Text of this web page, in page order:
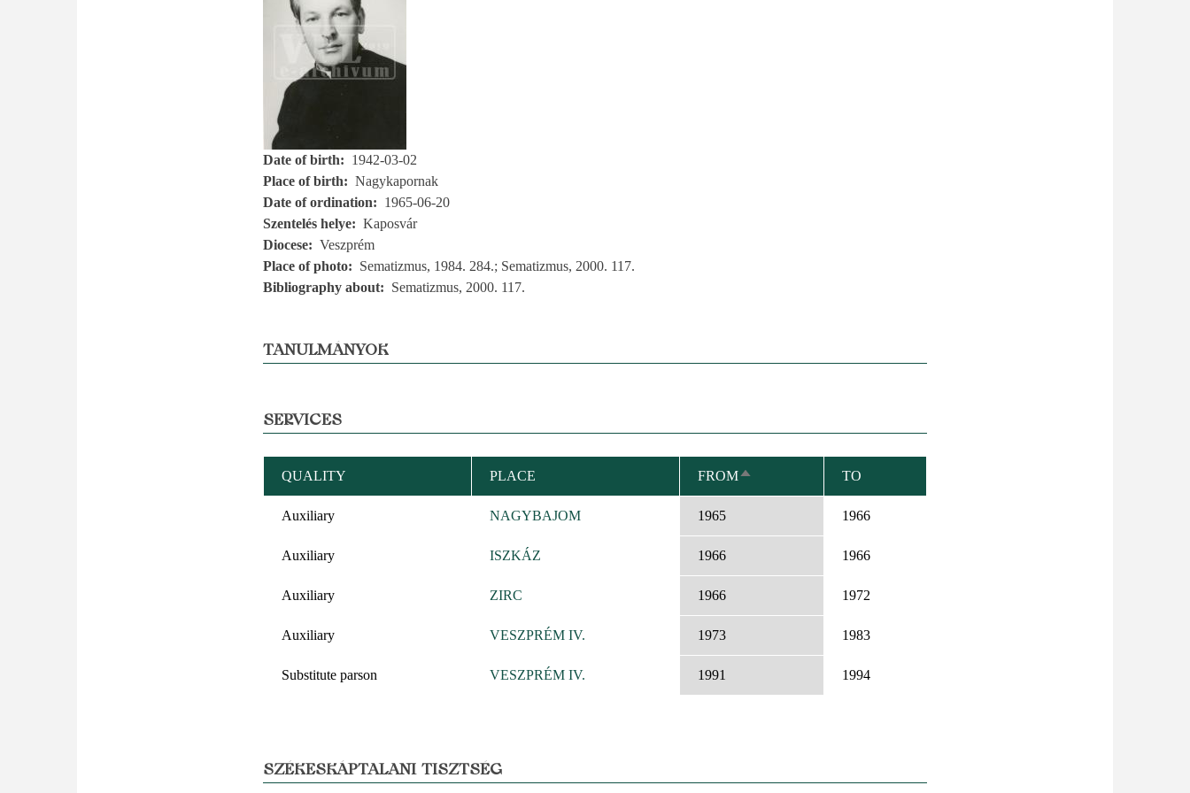
Date of birth
1942-03-02
Place of birth
Nagykapornak
Date of ordination
1965-06-20
Szentelés helye
Kaposvár
Diocese
Veszprém
Place of photo
Sematizmus, 1984. 284.; Sematizmus, 2000. 117.
Bibliography about
Sematizmus, 2000. 117.
TANULMÁNYOK
SERVICES
QUALITY PLACE FROMSORT
DESCENDING
TO
Auxiliary NAGYBAJOM 1965 1966
Auxiliary ISZKÁZ 1966 1966
Auxiliary ZIRC 1966 1972
Auxiliary VESZPRÉM IV. 1973 1983
Substitute parson VESZPRÉM IV. 1991 1994
SZÉKESKÁPTALANI TISZTSÉG